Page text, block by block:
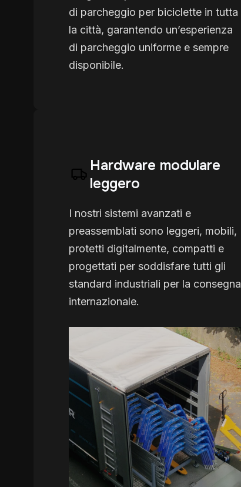
di parcheggio per biciclette in tutta
la città, garantendo un’esperienza
di parcheggio uniforme e sempre
disponibile.
Hardware modulare
leggero
I nostri sistemi avanzati e
preassemblati sono leggeri, mobili,
protetti digitalmente, compatti e
progettati per soddisfare tutti gli
standard industriali per la consegna
internazionale.